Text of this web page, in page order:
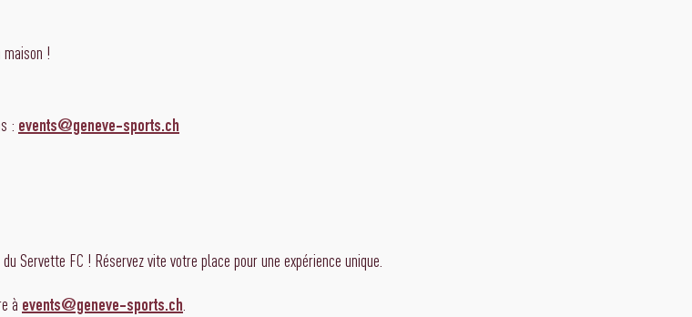
maison !
: events@geneve-sports.ch
Servette FC ! Réservez vite votre place pour une expérience unique.
à events@geneve-sports.ch